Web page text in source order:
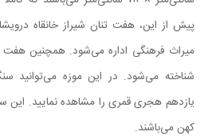
پیش از این، هفت تنان شیراز خانقاه
میراث فرهنگی اداره می‌شود. همچنین هفت
شناخته می‌شود. در این موزه می‌توانید
یازدهم هجری قمری را مشاهده نمایید. این
کهن می‌باشند.